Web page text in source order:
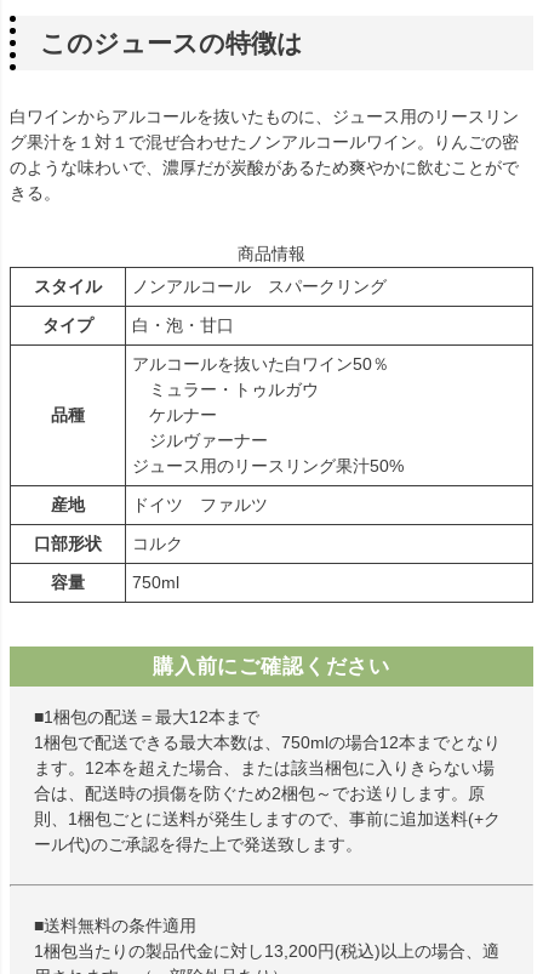
このジュースの特徴は
白ワインからアルコールを抜いたものに、ジュース用のリースリン
グ果汁を１対１で混ぜ合わせたノンアルコールワイン。りんごの密
のような味わいで、濃厚だが炭酸があるため爽やかに飲むことがで
きる。
商品情報
スタイル
ノンアルコール スパークリング
タイプ
白・泡・甘口
品種
アルコールを抜いた白ワイン50％
ミュラー・トゥルガウ
ケルナー
ジルヴァーナー
ジュース用のリースリング果汁50%
産地
ドイツ ファルツ
口部形状
コルク
容量
750ml
購入前にご確認ください
■1梱包の配送＝最大12本まで
1梱包で配送できる最大本数は、750mlの場合12本までとなり
ます。12本を超えた場合、または該当梱包に入りきらない場
合は、配送時の損傷を防ぐため2梱包～でお送りします。原
則、1梱包ごとに送料が発生しますので、事前に追加送料(+ク
ール代)のご承認を得た上で発送致します。
■送料無料の条件適用
1梱包当たりの製品代金に対し13,200円(税込)以上の場合、適